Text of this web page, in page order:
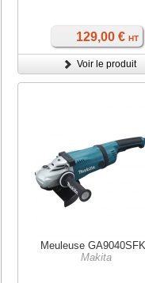
129,00 € HT
Voir le produit
Meuleuse
Makita